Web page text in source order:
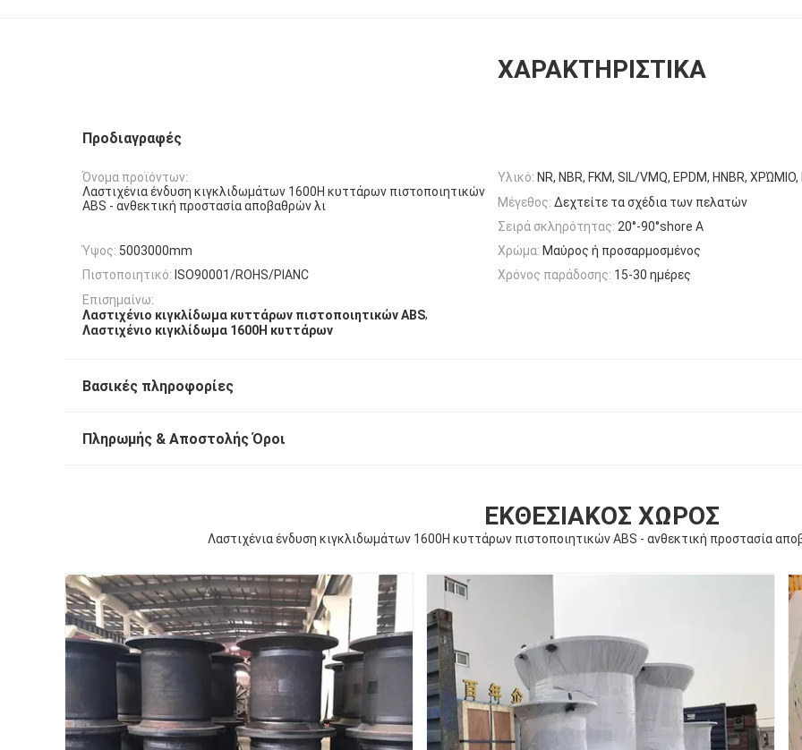
ΧΑΡΑΚΤΗΡΙΣΤΙΚΆ
Προδιαγραφές
Όνομα προϊόντων:
Λαστιχένια ένδυση κιγκλιδωμάτων 1600H κυττάρων πιστοποιητικών
ABS - ανθεκτική προστασία αποβαθρών λι
Υλικό: NR, NBR, FKM, SIL/VMQ, EPDM, HNBR, ΧΡΏΜΙΟ,
Μέγεθος: Δεχτείτε τα σχέδια των πελατών
Σειρά σκληρότητας: 20°-90°shore Α
Ύψος: 5003000mm Χρώμα: Μαύρος ή προσαρμοσμένος
Πιστοποιητικό: ISO90001/ROHS/PIANC Χρόνος παράδοσης: 15-30 ημέρες
Επισημαίνω:
Λαστιχένιο κιγκλίδωμα κυττάρων πιστοποιητικών ABS,
Λαστιχένιο κιγκλίδωμα 1600H κυττάρων
Βασικές πληροφορίες
Πληρωμής & Αποστολής Όροι
ΕΚΘΕΣΙΑΚΌΣ ΧΏΡΟΣ
Λαστιχένια ένδυση κιγκλιδωμάτων 1600H κυττάρων πιστοποιητικών ABS - ανθεκτική προστασία